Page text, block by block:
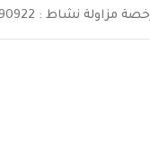
مزاولة نشاط : 23506090922